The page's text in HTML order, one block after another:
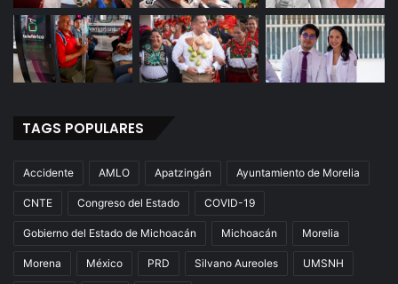
TAGS POPULARES
Accidente AMLO Apatzingán Ayuntamiento de Morelia
CNTE Congreso del Estado COVID-19
Gobierno del Estado de Michoacán Michoacán Morelia
Morena México PRD Silvano Aureoles UMSNH